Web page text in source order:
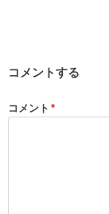
コメントする
コメント *